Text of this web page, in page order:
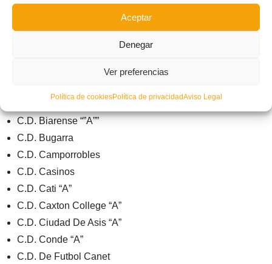
Aceptar
Denegar
Ver preferencias
Política de cookiesPolítica de privacidadAviso Legal
C.D. Biarense “”A””
C.D. Bugarra
C.D. Camporrobles
C.D. Casinos
C.D. Cati “A”
C.D. Caxton College “A”
C.D. Ciudad De Asis “A”
C.D. Conde “A”
C.D. De Futbol Canet